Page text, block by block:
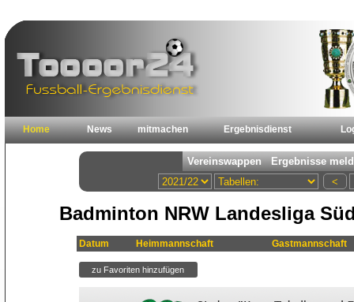
Home News mitmachen Ergebnisdienst
Badminton NRW Landesliga
Datum Heimmannschaft Gastmannschaft